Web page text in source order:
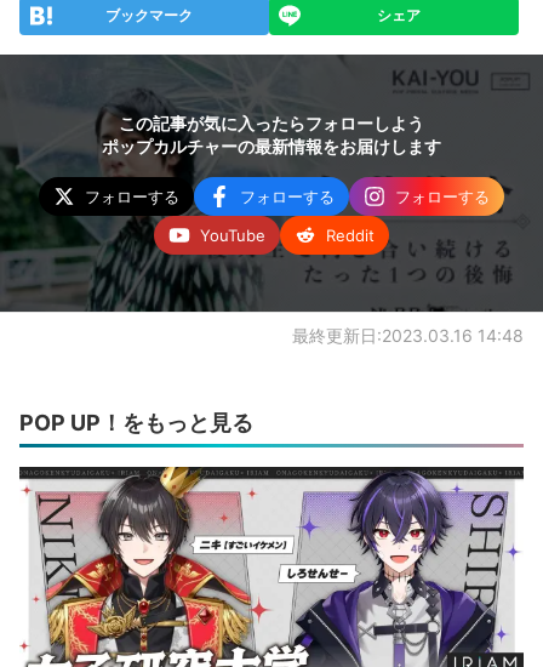
ブックマーク シェア
この記事が気に入ったらフォローしよう
ポップカルチャーの最新情報をお届けします
フォローする フォローする
フォローする
YouTube
Reddit
最終更新日:2023.03.16 14:48
POP UP！をもっと見る